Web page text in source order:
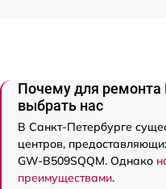
Почему для ремонта
выбрать нас
В Санкт-Петербурге
центров,
GW-B509SQQM. Однако
преимуществами.